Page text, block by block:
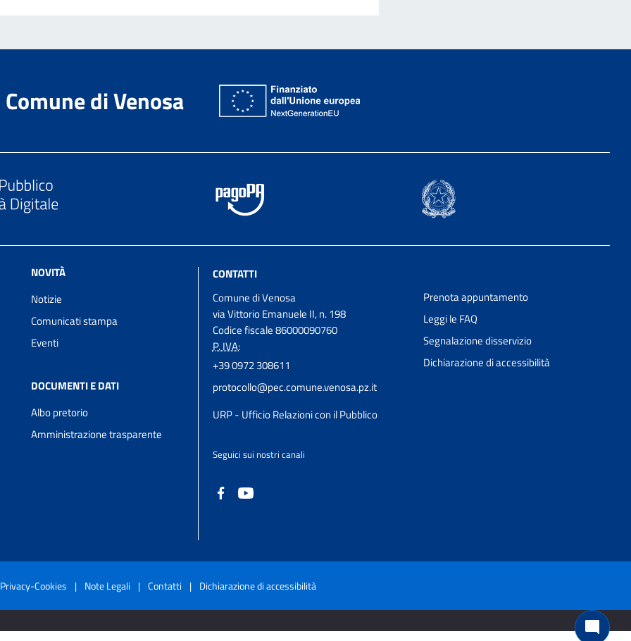
mode_comment
Comune di Venosa
NOVITÀ
Notizie
Comunicati stampa
Eventi
DOCUMENTI E DATI
Albo pretorio
Amministrazione trasparente
CONTATTI
Comune di Venosa
via Vittorio Emanuele II, n. 198
Codice fiscale 86000090760
P. IVA:
+39 0972 308611
protocollo@pec.comune.venosa.pz.it
URP - Ufficio Relazioni con il Pubblico
Seguici sui nostri canali
Prenota appuntamento
Leggi le FAQ
Segnalazione disservizio
Dichiarazione di accessibilità
Privacy-Cookies | Note Legali | Contatti | Dichiarazione di accessibilità